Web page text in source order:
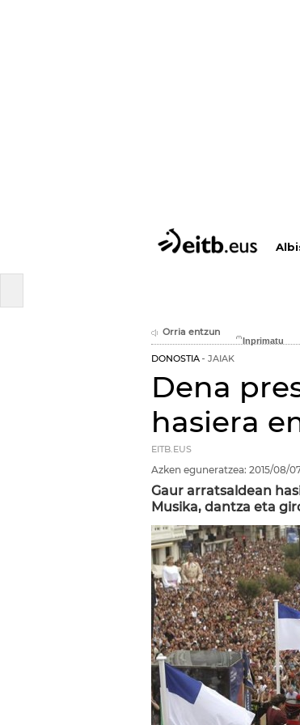
Orria entzun
DONOSTIA JAIAK
Dena
hasiera
EITB.EUS
Azken eguneratzea: 2015/08/
Gaur arratsaldean
Musika, dantza eta